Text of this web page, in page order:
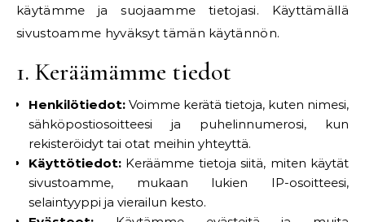
käytämme ja suojaamme tietojasi. Käyttämällä
sivustoamme hyväksyt tämän käytännön.
1. Keräämämme tiedot
Henkilötiedot: Voimme kerätä tietoja, kuten nimesi,
sähköpostiosoitteesi ja puhelinnumerosi, kun
rekisteröidyt tai otat meihin yhteyttä.
Käyttötiedot: Keräämme tietoja siitä, miten käytät
sivustoamme, mukaan lukien IP-osoitteesi,
selaintyyppi ja vierailun kesto.